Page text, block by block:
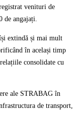
venituri de
angajați.
extindă și mai mult
în același timp
consolidate cu
ale STRABAG în
de transport,